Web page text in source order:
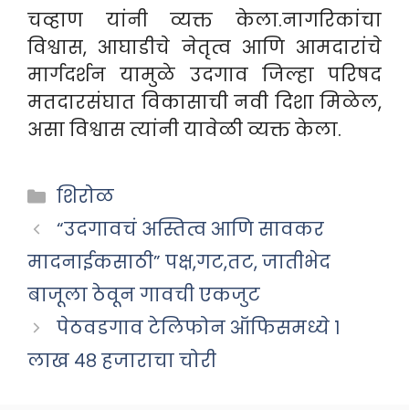
चव्हाण यांनी व्यक्त केला.नागरिकांचा
विश्वास, आघाडीचे नेतृत्व आणि आमदारांचे
मार्गदर्शन यामुळे उदगाव जिल्हा परिषद
मतदारसंघात विकासाची नवी दिशा मिळेल,
असा विश्वास त्यांनी यावेळी व्यक्त केला.
Categories
शिरोळ
“उदगावचं अस्तित्व आणि सावकर
मादनाईकसाठी” पक्ष,गट,तट, जातीभेद
बाजूला ठेवून गावची एकजुट
पेठवडगाव टेलिफोन ऑफिसमध्ये १
लाख ४८ हजाराचा चोरी